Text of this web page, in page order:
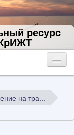
ресурс
на тра...